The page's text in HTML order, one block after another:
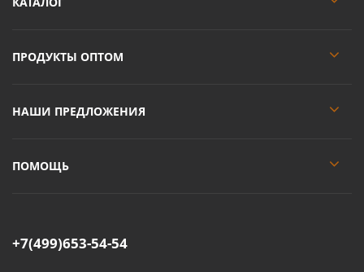
ПРОДУКТЫ ОПТОМ
НАШИ ПРЕДЛОЖЕНИЯ
ПОМОЩЬ
+7(499)653-54-54